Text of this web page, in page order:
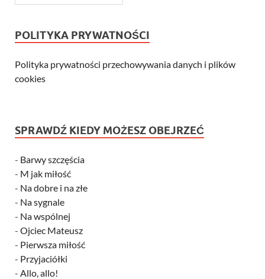
POLITYKA PRYWATNOŚCI
Polityka prywatności przechowywania danych i plików
cookies
SPRAWDŹ KIEDY MOŻESZ OBEJRZEĆ
- Barwy szczęścia
- M jak miłość
- Na dobre i na złe
- Na sygnale
- Na wspólnej
- Ojciec Mateusz
- Pierwsza miłość
- Przyjaciółki
- Allo, allo!